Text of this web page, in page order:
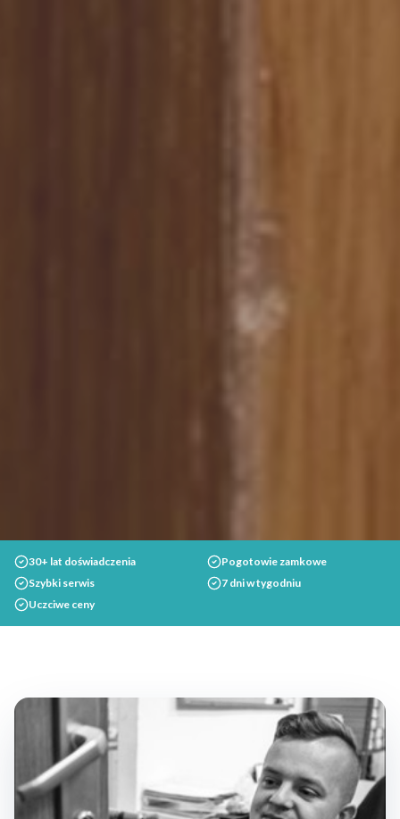
30+ lat doświadczenia
Pogotowie zamkowe
Szybki serwis
7 dni w tygodniu
Uczciwe ceny